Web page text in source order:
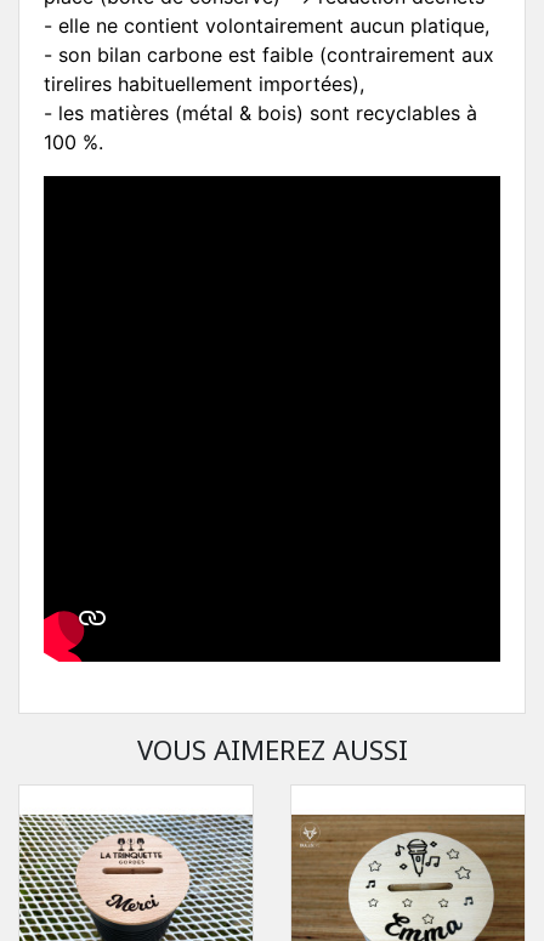
- elle ne contient volontairement aucun platique,
- son bilan carbone est faible (contrairement aux
tirelires habituellement importées),
- les matières (métal & bois) sont recyclables à
100 %.
VOUS AIMEREZ AUSSI